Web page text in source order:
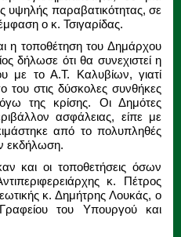
υψηλής παραβατικότητας, σε
ο κ. Τσιγαρίδας.
η τοποθέτηση του Δημάρχου
δήλωσε ότι θα συνεχιστεί η
με το Α.Τ. Καλυβίων, γιατί
του στις δύσκολες συνθήκες
της κρίσης. Οι Δημότες
ασφάλειας, είπε με
από το πολυπληθές
εκδήλωση.
και οι τοποθετήσεις όσων
κ. Πέτρος
κ. Δημήτρης Λουκάς, ο
του Υπουργού και